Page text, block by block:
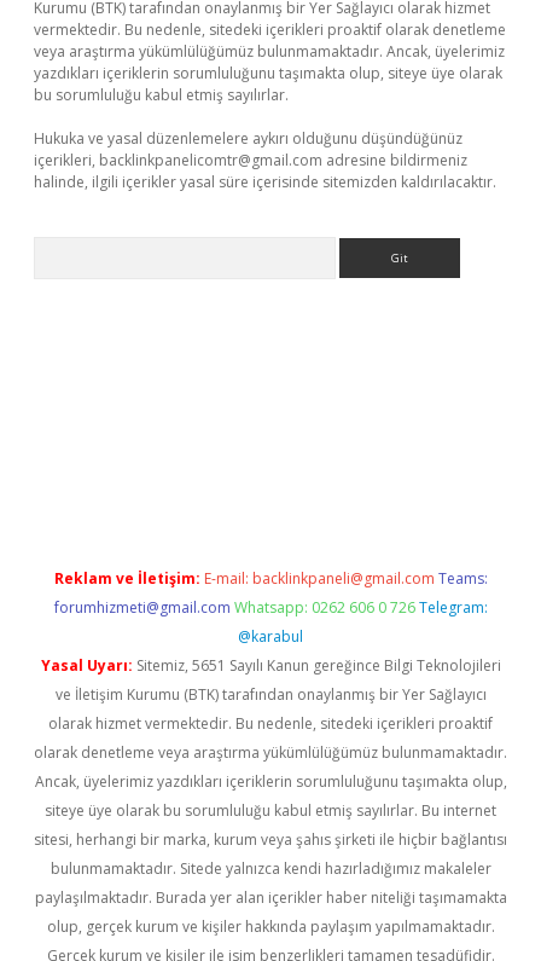
Kurumu (BTK) tarafından onaylanmış bir Yer Sağlayıcı olarak hizmet
vermektedir. Bu nedenle, sitedeki içerikleri proaktif olarak denetleme
veya araştırma yükümlülüğümüz bulunmamaktadır. Ancak, üyelerimiz
yazdıkları içeriklerin sorumluluğunu taşımakta olup, siteye üye olarak
bu sorumluluğu kabul etmiş sayılırlar.
Hukuka ve yasal düzenlemelere aykırı olduğunu düşündüğünüz
içerikleri, backlinkpanelicomtr@gmail.com adresine bildirmeniz
halinde, ilgili içerikler yasal süre içerisinde sitemizden kaldırılacaktır.
Reklam ve İletişim: E-mail: backlinkpaneli@gmail.com Teams:
forumhizmeti@gmail.com Whatsapp: 0262 606 0 726 Telegram:
@karabul
Yasal Uyarı: Sitemiz, 5651 Sayılı Kanun gereğince Bilgi Teknolojileri
ve İletişim Kurumu (BTK) tarafından onaylanmış bir Yer Sağlayıcı
olarak hizmet vermektedir. Bu nedenle, sitedeki içerikleri proaktif
olarak denetleme veya araştırma yükümlülüğümüz bulunmamaktadır.
Ancak, üyelerimiz yazdıkları içeriklerin sorumluluğunu taşımakta olup,
siteye üye olarak bu sorumluluğu kabul etmiş sayılırlar. Bu internet
sitesi, herhangi bir marka, kurum veya şahıs şirketi ile hiçbir bağlantısı
bulunmamaktadır. Sitede yalnızca kendi hazırladığımız makaleler
paylaşılmaktadır. Burada yer alan içerikler haber niteliği taşımamakta
olup, gerçek kurum ve kişiler hakkında paylaşım yapılmamaktadır.
Gerçek kurum ve kişiler ile isim benzerlikleri tamamen tesadüfidir.